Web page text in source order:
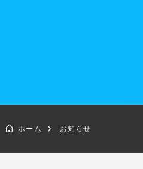
ホーム お知らせ